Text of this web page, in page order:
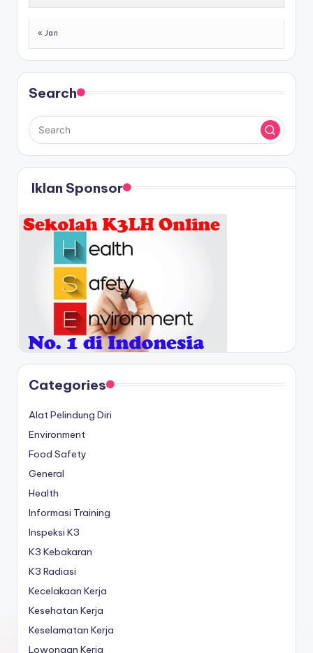
« Jan
Search
Iklan Sponsor
Categories
Alat Pelindung Diri
Environment
Food Safety
General
Health
Informasi Training
Inspeksi K3
K3 Kebakaran
K3 Radiasi
Kecelakaan Kerja
Kesehatan Kerja
Keselamatan Kerja
Lowongan Kerja